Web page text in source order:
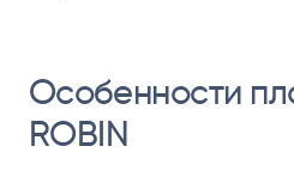
Особенности
ROBIN